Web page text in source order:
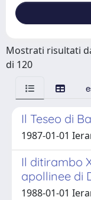
Mostrati risultati
di 120
Il Teseo di
1987-01-01
Il ditirambo
apollinee di
1988-01-01